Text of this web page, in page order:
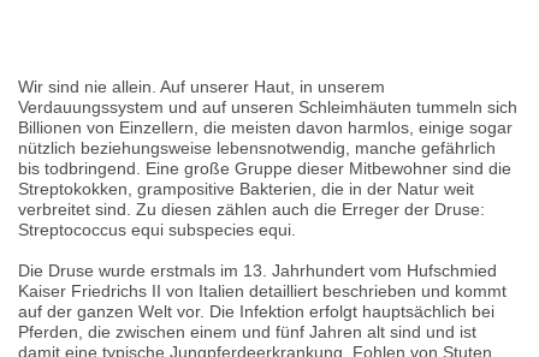
Wir sind nie allein. Auf unserer Haut, in unserem
Verdauungssystem und auf unseren Schleimhäuten tummeln sich
Billionen von Einzellern, die meisten davon harmlos, einige sogar
nützlich beziehungsweise lebensnotwendig, manche gefährlich
bis todbringend. Eine große Gruppe dieser Mitbewohner sind die
Streptokokken, grampositive Bakterien, die in der Natur weit
verbreitet sind. Zu diesen zählen auch die Erreger der Druse:
Streptococcus equi subspecies equi.
Die Druse wurde erstmals im 13. Jahrhundert vom Hufschmied
Kaiser Friedrichs II von Italien detailliert beschrieben und kommt
auf der ganzen Welt vor. Die Infektion erfolgt hauptsächlich bei
Pferden, die zwischen einem und fünf Jahren alt sind und ist
damit eine typische Jungpferdeerkrankung. Fohlen von Stuten,